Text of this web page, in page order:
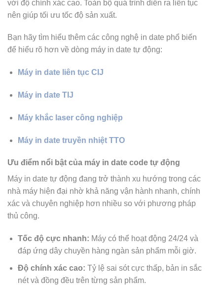
với độ chính xác cao. Toàn bộ quá trình diễn ra liên tục
nên giúp tối ưu tốc độ sản xuất.
Bạn hãy tìm hiểu thêm các công nghệ in date phổ biến
để hiểu rõ hơn về dòng máy in date tự động:
Máy in date liên tục CIJ
Máy in date TIJ
Máy khắc laser công nghiệp
Máy in date truyền nhiệt TTO
Ưu điểm nổi bật của máy in date code tự động
Máy in date tự động đang trở thành xu hướng trong các
nhà máy hiện đại nhờ khả năng vận hành nhanh, chính
xác và chuyên nghiệp hơn nhiều so với phương pháp
thủ công.
Tốc độ cực nhanh: Máy có thể hoạt động 24/24 và
đáp ứng dây chuyền hàng ngàn sản phẩm mỗi giờ.
Độ chính xác cao: Tỷ lệ sai sót cực thấp, bản in sắc
nét và đồng đều trên từng sản phẩm.